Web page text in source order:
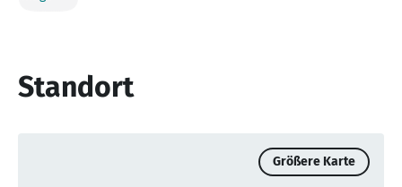
Standort
Größere Karte